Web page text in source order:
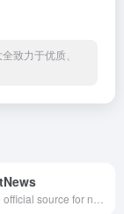
致力于优质、